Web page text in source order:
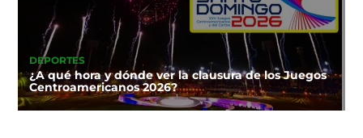
DEPORTES
¿A qué hora y dónde ver la clausura de los Juegos
Centroamericanos 2026?